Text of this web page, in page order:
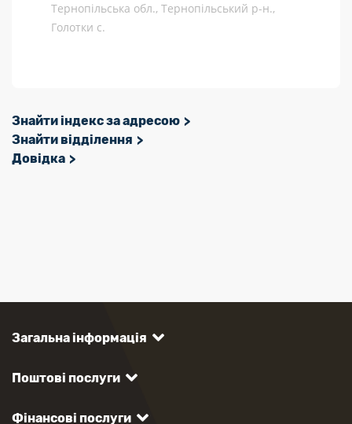
Тернопільська обл., Тернопільський р-н.,
Голотки с.
Знайти індекс за адресою
Знайти відділення
Довідка
Загальна інформація
Поштові послуги
Фінансові послуги